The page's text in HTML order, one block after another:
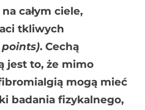
całym ciele,
tkliwych
. Cechą
jest to, że mimo
mogą mieć
badania fizykalnego,